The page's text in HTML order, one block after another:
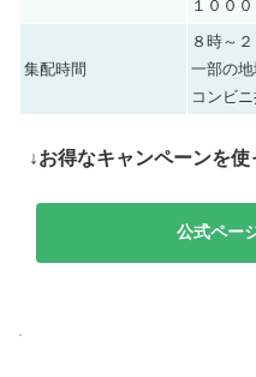
１００
集配時間
８時～
一部の
コンビ
↓お得なキャンペーンを
公式ペー